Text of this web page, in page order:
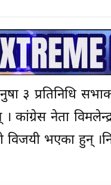
३ प्रतिनिधि
कांग्रेस नेता
भएका हुन्